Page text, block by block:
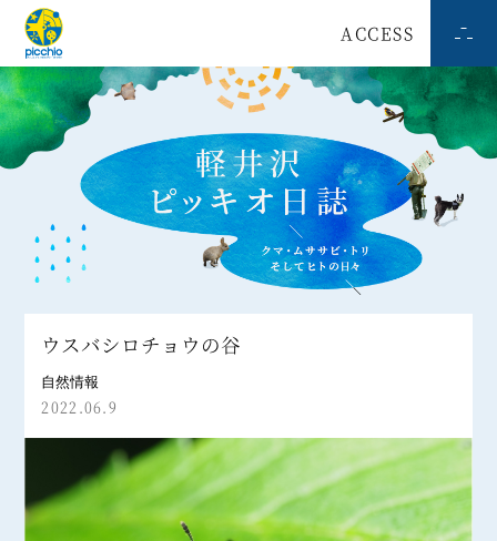
ACCESS
ウスバシロチョウの谷
自然情報
2022.06.9